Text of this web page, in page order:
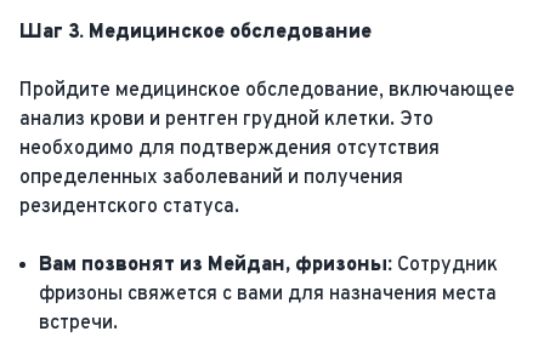
Шаг 3. Медицинское обследование
Пройдите медицинское обследование, включающее
анализ крови и рентген грудной клетки. Это
необходимо для подтверждения отсутствия
определенных заболеваний и получения
резидентского статуса.
Вам позвонят из Мейдан, фризоны: Сотрудник
фризоны свяжется с вами для назначения места
встречи.